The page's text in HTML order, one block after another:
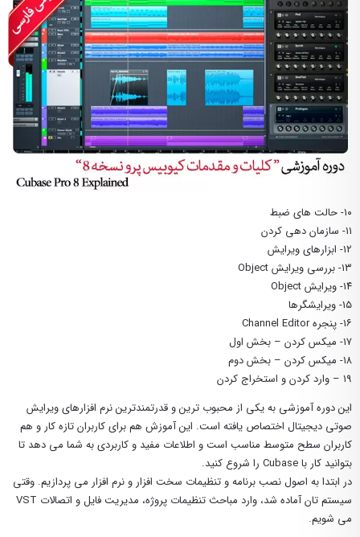
۱۰- حالت های ضبط
۱۱- سازمان دهی کردن
۱۲- ابزارهای ویرایش
۱۳- بررسی ویرایش Object
۱۴- ویرایش Object
۱۵- ویرایشگرها
۱۶- پنجره Channel Editor
۱۷- میکس کردن – بخش اول
۱۸- میکس کردن – بخش دوم
۱۹ – وارد کردن و استخراج کردن
این دوره آموزشی به یکی از محبوب ترین و قدرتمندترین نرم افزارهای ویرایش
صوتی دیجیتال اختصاص یافته است. این آموزش هم برای کاربران تازه کار و هم
کاربران سطح متوسط مناسب است و اطلاعات مفید و کاربردی به شما می دهد تا
بتوانید کار با Cubase را شروع کنید.
در ابتدا به اصول نصب برنامه و تنظیمات سخت افزار و نرم افزار می پردازیم. وقتی
سیستم تان آماده شد، وارد مباحث تنظیمات پروژه، مدیریت فایل و اتصالات VST‌
می شویم.